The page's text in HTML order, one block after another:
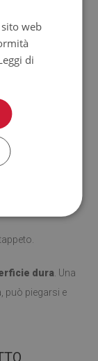
e
al trascorrere
reclami.
chimici
dura . Una
può piegarsi e
web
di